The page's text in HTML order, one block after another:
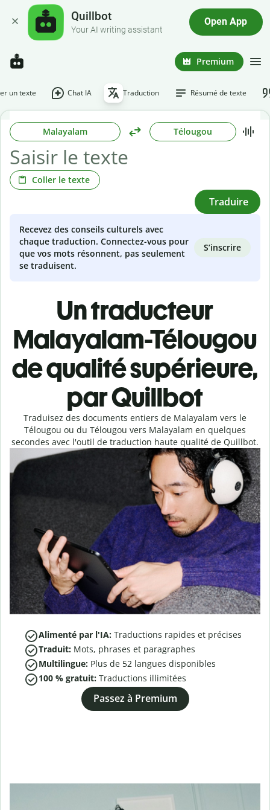
Quillbot
Your AI writing assistant
Open App
Premium
un texte Chat IA Traduction Résumé de texte
Malayalam Télougou
Coller le texte
Traduire
Recevez des conseils culturels avec
chaque traduction. Connectez-vous pour
que vos mots résonnent, pas seulement
se traduisent.
S’inscrire
Un traducteur
Malayalam-Télougou
de qualité supérieure,
par Quillbot
Traduisez des documents entiers de Malayalam vers le
Télougou ou du Télougou vers Malayalam en quelques
secondes avec l'outil de traduction haute qualité de Quillbot.
Alimenté par l'IA: Traductions rapides et précises
Traduit: Mots, phrases et paragraphes
Multilingue: Plus de 52 langues disponibles
100 % gratuit: Traductions illimitées
Passez à Premium